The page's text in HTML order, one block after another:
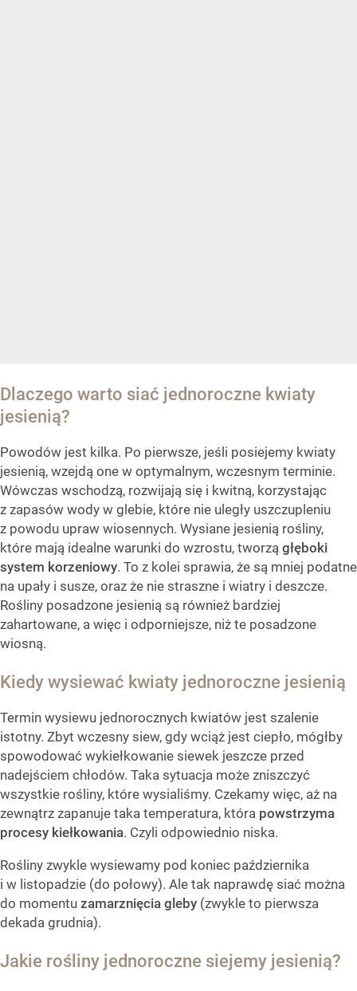
Dlaczego warto siać jednoroczne kwiaty
jesienią?
Powodów jest kilka. Po pierwsze, jeśli posiejemy kwiaty
jesienią, wzejdą one w optymalnym, wczesnym terminie.
Wówczas wschodzą, rozwijają się i kwitną, korzystając
z zapasów wody w glebie, które nie uległy uszczupleniu
z powodu upraw wiosennych. Wysiane jesienią rośliny,
które mają idealne warunki do wzrostu, tworzą głęboki
system korzeniowy. To z kolei sprawia, że są mniej podatne
na upały i susze, oraz że nie straszne i wiatry i deszcze.
Rośliny posadzone jesienią są również bardziej
zahartowane, a więc i odporniejsze, niż te posadzone
wiosną.
Kiedy wysiewać kwiaty jednoroczne jesienią
Termin wysiewu jednorocznych kwiatów jest szalenie
istotny. Zbyt wczesny siew, gdy wciąż jest ciepło, mógłby
spowodować wykiełkowanie siewek jeszcze przed
nadejściem chłodów. Taka sytuacja może zniszczyć
wszystkie rośliny, które wysialiśmy. Czekamy więc, aż na
zewnątrz zapanuje taka temperatura, która powstrzyma
procesy kiełkowania. Czyli odpowiednio niska.
Rośliny zwykle wysiewamy pod koniec października
i w listopadzie (do połowy). Ale tak naprawdę siać można
do momentu zamarznięcia gleby (zwykle to pierwsza
dekada grudnia).
Jakie rośliny jednoroczne siejemy jesienią?